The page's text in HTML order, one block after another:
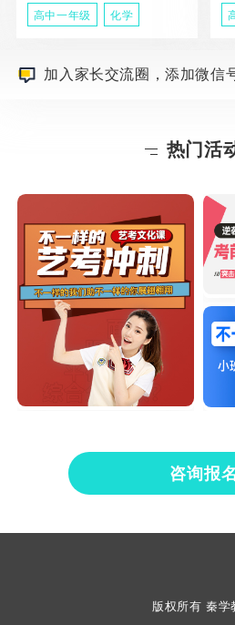
高中一年级 化学
加入家长交流圈，添加微
热门活
咨询报名
版权所有 秦学